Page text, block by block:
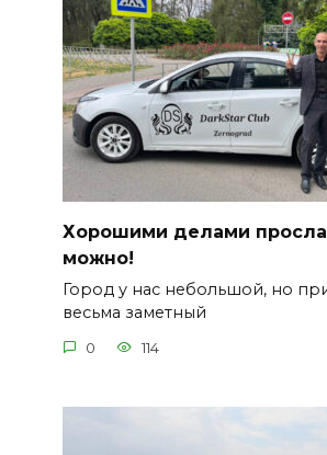
Хорошими делами
можно!
Город у нас небольшой, но
весьма заметный
0 114